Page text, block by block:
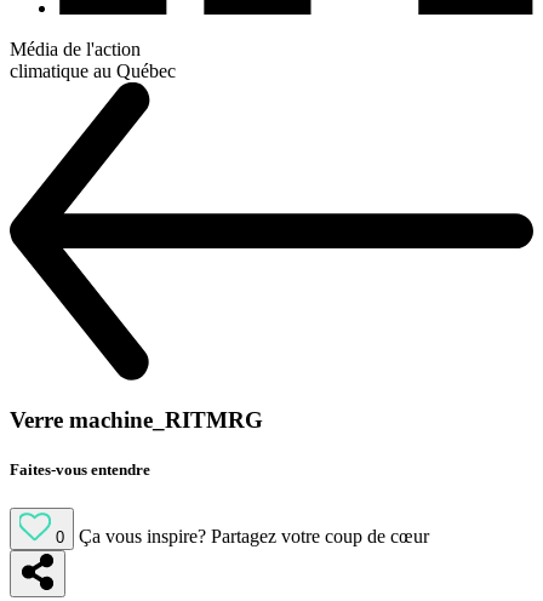
Média de l'action
climatique au Québec
Verre machine_RITMRG
Faites-vous entendre
0 Ça vous inspire? Partagez votre coup de cœur